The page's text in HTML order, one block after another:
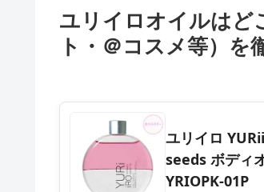
ユリイロオイルはど
ト・＠コスメ等）を
ユリイロ
seeds ボディ
YRIOPK-01P